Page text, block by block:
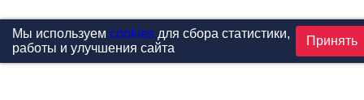
Мы используем cookiesдля сбора статистики,
работы и улучшения сайта
Принять